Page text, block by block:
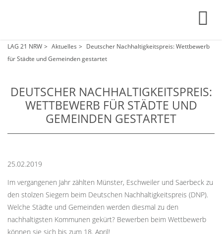
LAG 21 NRW Aktuelles
Deutscher Nachhaltigkeitspreis: Wettbewerb
für Städte und Gemeinden gestartet
DEUTSCHER NACHHALTIGKEITSPREIS:
WETTBEWERB FÜR STÄDTE UND
GEMEINDEN GESTARTET
25.02.2019
Im vergangenen Jahr zählten Münster, Eschweiler und Saerbeck zu
den stolzen Siegern beim Deutschen Nachhaltigkeitspreis (DNP).
Welche Städte und Gemeinden werden diesmal zu den
nachhaltigsten Kommunen gekürt? Bewerben beim Wettbewerb
können sie sich bis zum 18. April!